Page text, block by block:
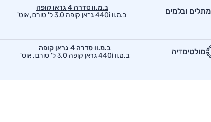
מתלים ובלמים
ב.מ.וו סדרה 4 גראן קופה
ב.מ.וו 440i גראן קופה 3.0 ל' טורבו, אוט'
מולטימדיה
ב.מ.וו סדרה 4 גראן קופה
ב.מ.וו 440i גראן קופה 3.0 ל' טורבו, אוט'